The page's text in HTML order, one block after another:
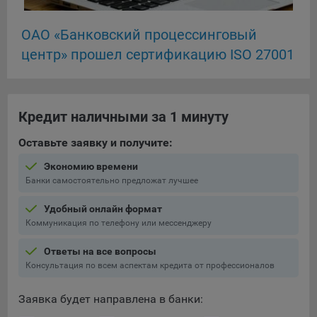
интернет-сайты в режиме «Инкогнито», чтобы ограничить
хранимый на компьютере объем информации и
опцию в истории браузера.
Подробнее о параметрах управления можно ознакомиться,
перейдя по внешним ссылкам, ведущим на
соответствующие страницы сайтов основных браузеров:
Chrome
Opera
Internet Explorer
ОАО «Банковский процессинговый
центр» прошел сертификацию ISO 27001
Кредит наличными за 1 минуту
Оставьте заявку и получите:
Экономию времени
Банки самостоятельно предложат лучшее
Удобный онлайн формат
Коммуникация по телефону или мессенджеру
Ответы на все вопросы
Консультация по всем аспектам кредита от профессионалов
Заявка будет направлена в банки: